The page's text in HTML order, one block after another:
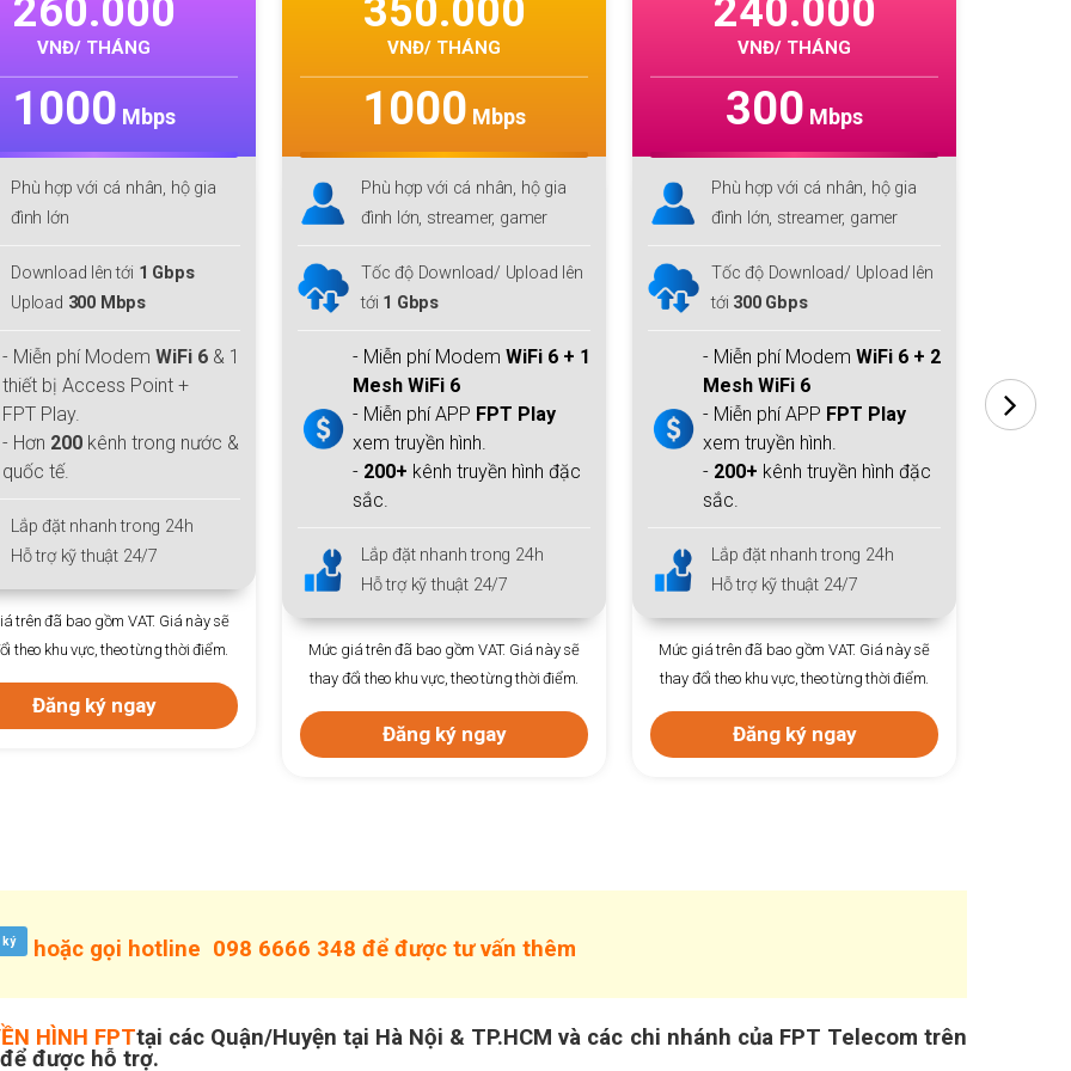
& 1
&
sẽ
350.000
1000
Phù hợp với cá nhân, hộ gia
đình lớn, streamer, gamer
Tốc độ Download/ Upload lên
- Miễn phí Modem
WiFi 6 + 1
Mesh WiFi 6
FPT Play
xem truyền hình.
kênh truyền hình đặc
Lắp đặt nhanh trong 24h
Hỗ trợ kỹ thuật 24/7
Mức giá trên đã bao gồm VAT. Giá này sẽ
thay đổi theo khu vực, theo từng thời điểm.
Đăng ký ngay
240.000
300
Phù hợp với cá nhân, hộ gia
đình lớn, streamer, gamer
Tốc độ Download/ Upload lên
- Miễn phí Modem
WiFi 6 + 2
- Miễn phí APP
FPT Play
- 200+kênh truyền hình đặc
Lắp đặt nhanh trong 24h
Mức giá trên đã bao gồm VAT. Giá này sẽ
thay đổi theo khu vực, theo từng thời điểm.
Đăng ký ngay
275.000
1000
Phù hợp với cá nhân, hộ gia
đình lớn, streamer, gamer
Tốc độ Download/ Upload
- Miễn phí Modem
- Miễn phí APP
FPT Play
- 200+kênh truyền hình
Lắp đặt nhanh trong 24h
Mức giá trên đã bao gồm VAT. Giá này
thay đổi theo khu vực, theo từng thời
Đăng ký ngay
ký hoặc gọi hotline 098 6666 348 để được tư vấn thêm
HÌNH FPTtại các Quận/Huyện tại Hà Nội & TP.HCM và các chi nhánh của FPT Telecom trên
để được hỗ trợ.